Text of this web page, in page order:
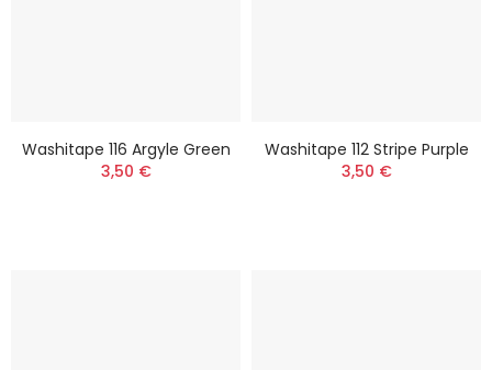
Washitape 116 Argyle Green
3,50 €
Washitape 112 Stripe Purple
3,50 €